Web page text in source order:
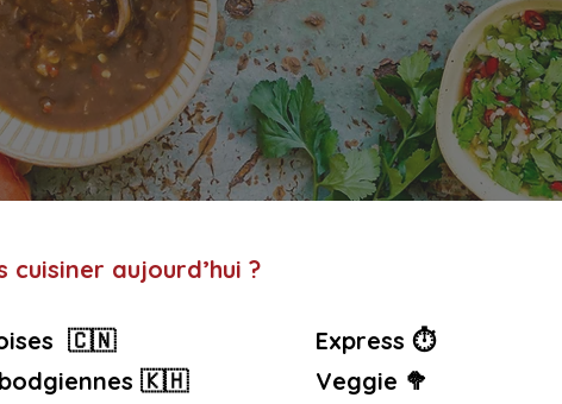
cuisiner aujourd’hui ?
🇨🇳
🇰🇭
Express ⏱️
Veggie 🥦